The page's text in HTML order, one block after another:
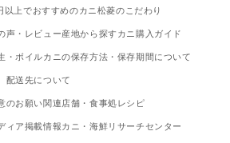
以上でおすすめのカニ 松菱のこだわり
声・レビュー産地から探すカニ購入ガイド
・ボイルカニの保存方法・保存期間について
配送先について
のお願い関連店舗・食事処レシピ
ィア掲載情報カニ・海鮮リサーチセンター